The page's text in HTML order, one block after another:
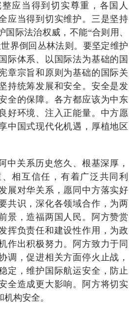
应当得到切实尊重，各国人
应当得到切实维护。三是坚持
国际法治权威，不能“合则用、
界倒回丛林法则。要坚定维护
际体系、以国际法为基础的国
章宗旨和原则为基础的国际关
持统筹发展和安全。安全是发
全的保障。各方都应该为中东
好环境、注入正能量。中方愿
中国式现代化机遇，厚植地区
中关系历史悠久、根基深厚，
相互信任，有着广泛共同利
展对华关系，愿同中方落实好
共识，深化各领域合作，为两
景，造福两国人民。阿方赞赏
挥负责任和建设性作用，为政
作出积极努力。阿方致力于同
调，促进相关方面停火止战，
定，维护国际航运安全，防止
全造成更大影响。阿方将切实
构安全。